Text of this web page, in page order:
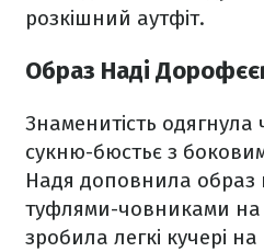
розкішний аутфіт.
Образ Наді
Знаменитість одягнула
сукню-бюстьє з
Надя доповнила образ
туфлями-човниками на
зробила легкі кучері на